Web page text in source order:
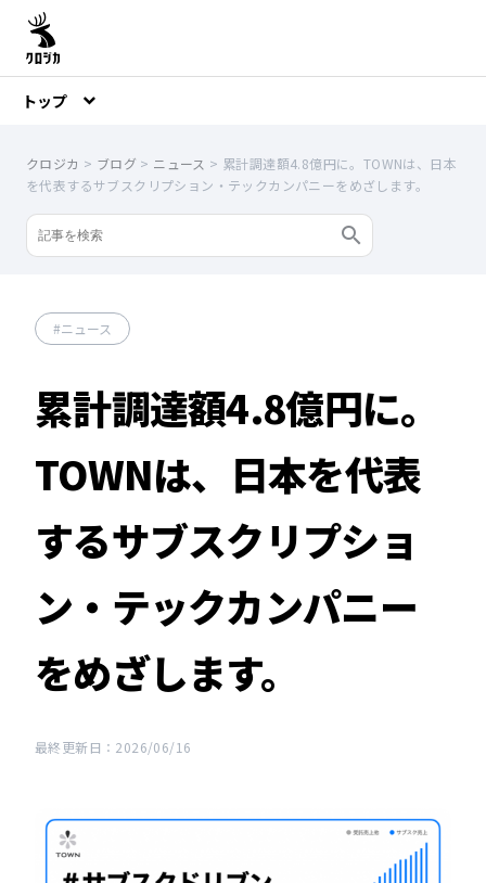
トップ
クロジカ > ブログ > ニュース > 累計調達額4.8億円に。TOWNは、日本
を代表するサブスクリプション・テックカンパニーをめざします。
ニュース
累計調達額4.8億円に。
TOWNは、日本を代表
するサブスクリプショ
ン・テックカンパニー
をめざします。
最終更新日：2026/06/16